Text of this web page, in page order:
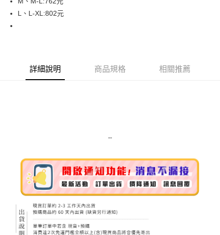
悠遊付
Google Pay
運送方式
每筆NT$80，滿NT$999(含以上)免運費
7-11純取貨 (先付款
每筆NT$80，滿NT$999(含以上)免運費
宅配
每筆NT$100，滿NT$999(含以上)免運費
L、L-XL:802元
詳細說明 商品規格 相關推薦
--